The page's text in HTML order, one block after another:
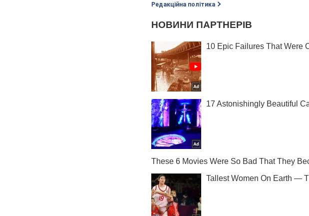
Редакційна політика